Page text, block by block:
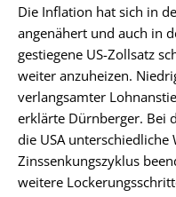
Die Inflation hat sich in
angenähert und auch in
gestiegene US-Zollsatz
weiter anzuheizen.
verlangsamter
erklärte Dürnberger. Bei
die USA unterschiedliche
Zinssenkungszyklus
weitere